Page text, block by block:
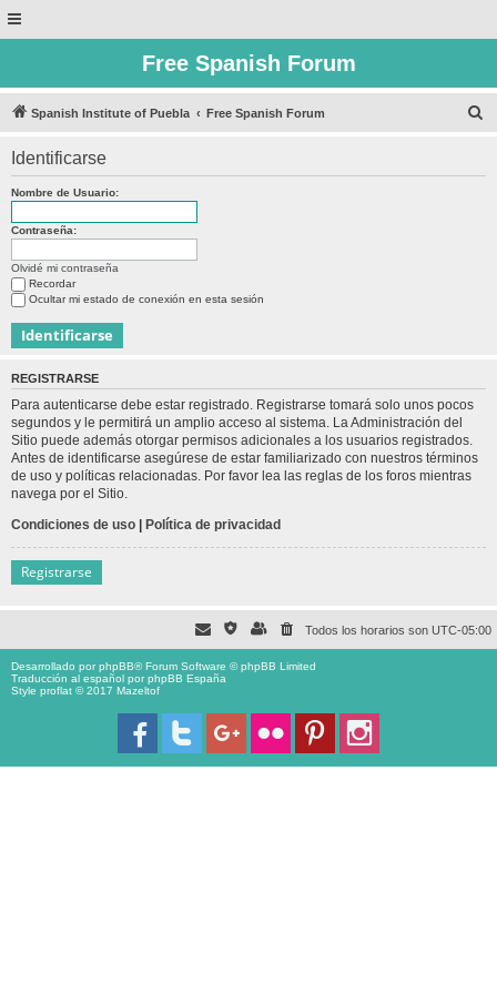
Free Spanish Forum
Spanish Institute of Puebla Free Spanish Forum
Identificarse
Nombre de Usuario:
Contraseña:
Olvidé mi contraseña
Recordar
Ocultar mi estado de conexión en esta sesión
REGISTRARSE
Para autenticarse debe estar registrado. Registrarse tomará solo unos pocos
segundos y le permitirá un amplio acceso al sistema. La Administración del
Sitio puede además otorgar permisos adicionales a los usuarios registrados.
Antes de identificarse asegúrese de estar familiarizado con nuestros términos
de uso y políticas relacionadas. Por favor lea las reglas de los foros mientras
navega por el Sitio.
Condiciones de uso | Política de privacidad
Registrarse
Todos los horarios son UTC-05:00
Desarrollado porphpBB® Forum Software © phpBB Limited
Traducción al español porphpBB España
Style proflat © 2017 Mazeltof